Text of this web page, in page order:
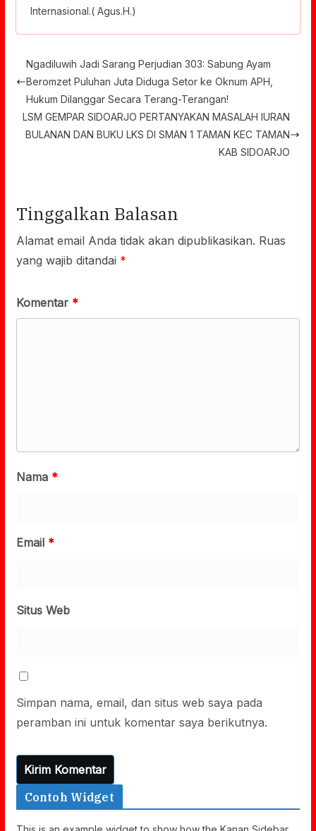
Internasional.( Agus.H.)
Ngadiluwih Jadi Sarang Perjudian 303: Sabung Ayam
Beromzet Puluhan Juta Diduga Setor ke Oknum APH,
Hukum Dilanggar Secara Terang-Terangan!
LSM GEMPAR SIDOARJO PERTANYAKAN MASALAH IURAN
BULANAN DAN BUKU LKS DI SMAN 1 TAMAN KEC TAMAN
KAB SIDOARJO
Tinggalkan Balasan
Alamat email Anda tidak akan dipublikasikan. Ruas
yang wajib ditandai *
Komentar *
Nama *
Email *
Situs Web
Simpan nama, email, dan situs web saya pada
peramban ini untuk komentar saya berikutnya.
Contoh Widget